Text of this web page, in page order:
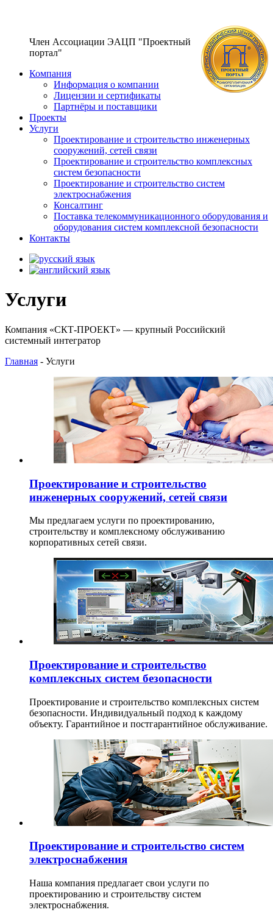
Член Ассоциации ЭАЦП "Проектный
портал"
Компания
Информация о компании
Лицензии и сертификаты
Партнёры и поставщики
Проекты
Услуги
Проектирование и строительство инженерных
сооружений, сетей связи
Проектирование и строительство комплексных
систем безопасности
Проектирование и строительство систем
электроснабжения
Консалтинг
Поставка телекоммуникационного оборудования и
оборудования систем комплексной безопасности
Контакты
Услуги
Компания «СКТ-ПРОЕКТ» — крупный Российский
системный интегратор
Главная - Услуги
Проектирование и строительство
инженерных сооружений, сетей связи
Мы предлагаем услуги по проектированию,
строительству и комплексному обслуживанию
корпоративных сетей связи.
Проектирование и строительство
комплексных систем безопасности
Проектирование и строительство комплексных систем
безопасности. Индивидуальный подход к каждому
объекту. Гарантийное и постгарантийное обслуживание.
Проектирование и строительство систем
электроснабжения
Наша компания предлагает свои услуги по
проектированию и строительству систем
электроснабжения.